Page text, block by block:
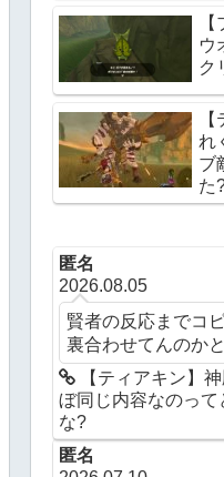
ウ
ク
れ
ブ
た
ン
匿名
2026.08.05
賢者の反応までコ
裏合わせてんのか
【ティアキン】
ぼ同じ内容なのっ
な?
匿名